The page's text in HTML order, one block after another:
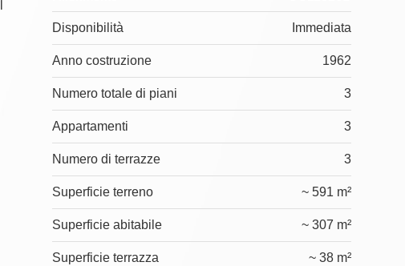
Disponibilità Immediata
Anno costruzione 1962
Numero totale di piani 3
Appartamenti 3
Numero di terrazze 3
Superficie terreno ~ 591 m²
Superficie abitabile ~ 307 m²
Superficie terrazza ~ 38 m²